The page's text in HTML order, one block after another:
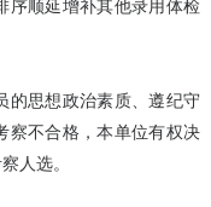
序顺延增补其他录用体检
思想政治素质、遵纪守
察不合格，本单位有权决
人选。